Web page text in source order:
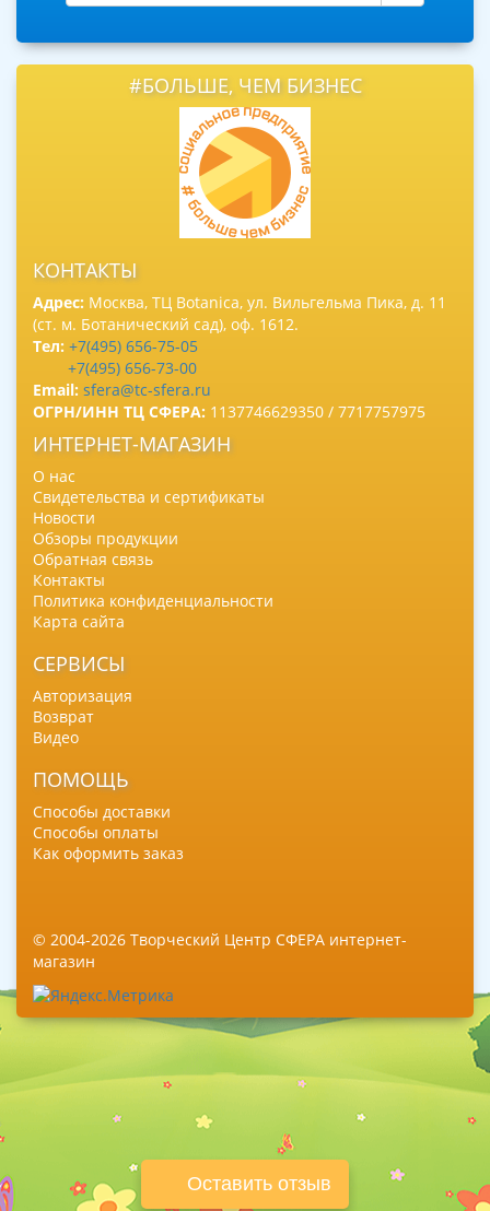
Оставить отзыв
#БОЛЬШЕ, ЧЕМ БИЗНЕС
КОНТАКТЫ
Адрес: Москва, ТЦ Botanica, ул. Вильгельма Пика, д. 11
(ст. м. Ботанический сад), оф. 1612.
Тел: +7(495) 656-75-05
+7(495) 656-73-00
Email: sfera@tc-sfera.ru
ОГРН/ИНН ТЦ СФЕРА: 1137746629350 / 7717757975
ИНТЕРНЕТ-МАГАЗИН
О нас
Свидетельства и сертификаты
Новости
Обзоры продукции
Обратная связь
Контакты
Политика конфиденциальности
Карта сайта
СЕРВИСЫ
Авторизация
Возврат
Видео
ПОМОЩЬ
Способы доставки
Способы оплаты
Как оформить заказ
© 2004-2026 Творческий Центр СФЕРА интернет-
магазин